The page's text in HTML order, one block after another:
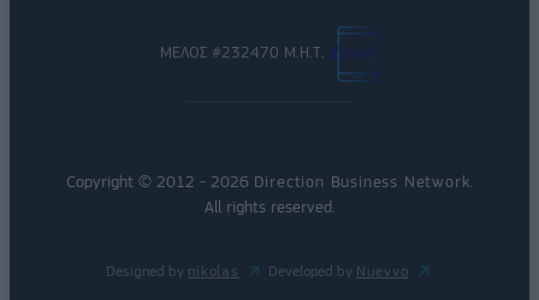
ΜΕΛΟΣ #232470 Μ.Η.Τ.
Copyright © 2012 - 2026 Direction Business Network.
All rights reserved.
Designed by nikolas Developed by Nuevvo